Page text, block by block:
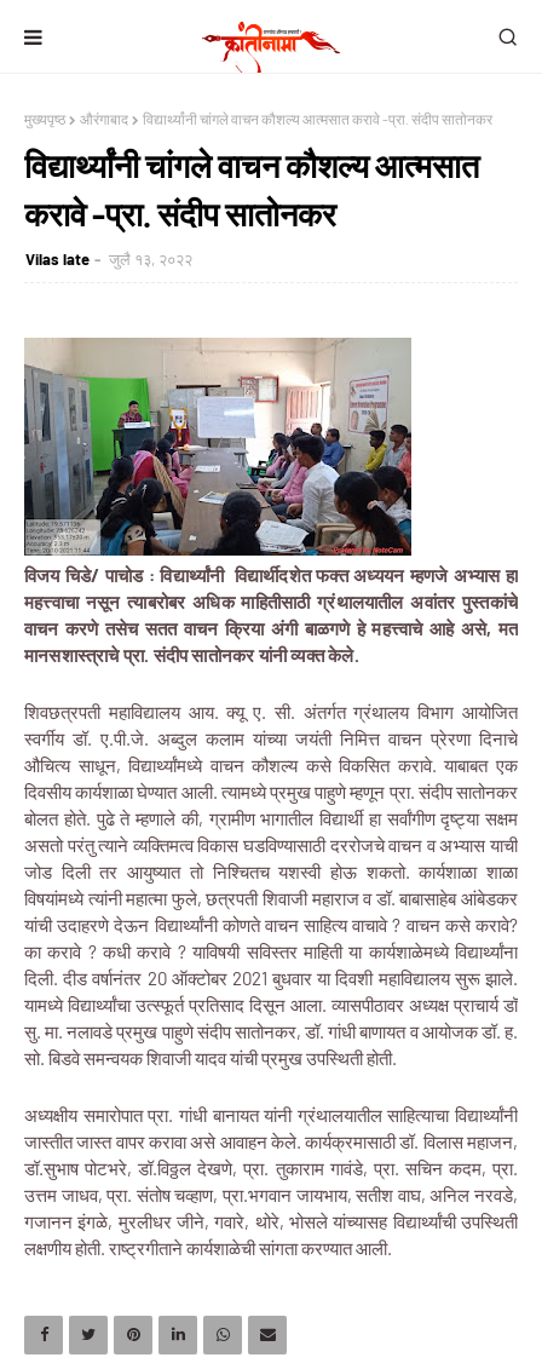
मुख्यपृष्ठ औरंगाबाद विद्यार्थ्यांनी चांगले वाचन कौशल्य आत्मसात करावे -प्रा. संदीप सातोनकर
विद्यार्थ्यांनी चांगले वाचन कौशल्य आत्मसात
करावे -प्रा. संदीप सातोनकर
Vilas late जुलै १३, २०२२
विजय चिडे/ पाचोड : विद्यार्थ्यांनी विद्यार्थीदशेत फक्त अध्ययन म्हणजे अभ्यास हा
महत्त्वाचा नसून त्याबरोबर अधिक माहितीसाठी ग्रंथालयातील अवांतर पुस्तकांचे
वाचन करणे तसेच सतत वाचन क्रिया अंगी बाळगणे हे महत्त्वाचे आहे असे, मत
मानसशास्त्राचे प्रा. संदीप सातोनकर यांनी व्यक्त केले.
शिवछत्रपती महाविद्यालय आय. क्यू ए. सी. अंतर्गत ग्रंथालय विभाग आयोजित
स्वर्गीय डॉ. ए.पी.जे. अब्दुल कलाम यांच्या जयंती निमित्त वाचन प्रेरणा दिनाचे
औचित्य साधून, विद्यार्थ्यांमध्ये वाचन कौशल्य कसे विकसित करावे. याबाबत एक
दिवसीय कार्यशाळा घेण्यात आली. त्यामध्ये प्रमुख पाहुणे म्हणून प्रा. संदीप सातोनकर
बोलत होते. पुढे ते म्हणाले की, ग्रामीण भागातील विद्यार्थी हा सर्वांगीण दृष्ट्या सक्षम
असतो परंतु त्याने व्यक्तिमत्व विकास घडविण्यासाठी दररोजचे वाचन व अभ्यास याची
जोड दिली तर आयुष्यात तो निश्चितच यशस्वी होऊ शकतो. कार्यशाळा शाळा
विषयांमध्ये त्यांनी महात्मा फुले, छत्रपती शिवाजी महाराज व डॉ. बाबासाहेब आंबेडकर
यांची उदाहरणे देऊन विद्यार्थ्यांनी कोणते वाचन साहित्य वाचावे ? वाचन कसे करावे?
का करावे ? कधी करावे ? याविषयी सविस्तर माहिती या कार्यशाळेमध्ये विद्यार्थ्यांना
दिली. दीड वर्षानंतर 20 ऑक्टोबर 2021 बुधवार या दिवशी महाविद्यालय सुरू झाले.
यामध्ये विद्यार्थ्यांचा उत्स्फूर्त प्रतिसाद दिसून आला. व्यासपीठावर अध्यक्ष प्राचार्य डॉ
सु. मा. नलावडे प्रमुख पाहुणे संदीप सातोनकर, डॉ. गांधी बाणायत व आयोजक डॉ. ह.
सो. बिडवे समन्वयक शिवाजी यादव यांची प्रमुख उपस्थिती होती.
अध्यक्षीय समारोपात प्रा. गांधी बानायत यांनी ग्रंथालयातील साहित्याचा विद्यार्थ्यांनी
जास्तीत जास्त वापर करावा असे आवाहन केले. कार्यक्रमासाठी डॉ. विलास महाजन,
डॉ.सुभाष पोटभरे, डॉ.विठ्ठल देखणे, प्रा. तुकाराम गावंडे, प्रा. सचिन कदम, प्रा.
उत्तम जाधव, प्रा. संतोष चव्हाण, प्रा.भगवान जायभाय, सतीश वाघ, अनिल नरवडे,
गजानन इंगळे, मुरलीधर जीने, गवारे, थोरे, भोसले यांच्यासह विद्यार्थ्यांची उपस्थिती
लक्षणीय होती. राष्ट्रगीताने कार्यशाळेची सांगता करण्यात आली.